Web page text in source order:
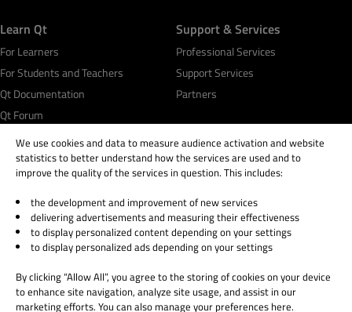
Learn Qt
For Learners
For Students and Teachers
Qt Documentation
Qt Forum
Support & Services
Professional Services
Support Services
Partners
© 2026 The Qt Company
Legal Notice
Privacy and Cookie Policy
Trust Center
Cookie Settings
We use cookies and data to measure audience activation and website
statistics to better understand how the services are used and to
improve the quality of the services in question. This includes:
the development and improvement of new services
delivering advertisements and measuring their effectiveness
to display personalized content depending on your settings
to display personalized ads depending on your settings
By clicking “Allow All”, you agree to the storing of cookies on your device
to enhance site navigation, analyze site usage, and assist in our
marketing efforts. You can also manage your preferences here.